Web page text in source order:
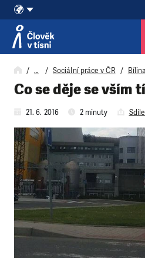
Přeskočit na obsah
… Sociální práce v ČR
Co se děje se vším
21. 6. 2016 2 minuty